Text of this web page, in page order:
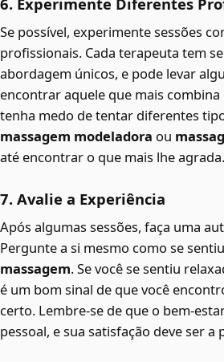
Se possível, experimente sessões
profissionais. Cada terapeuta tem
abordagem únicos, e pode levar
encontrar aquele que mais combina
tenha medo de tentar diferentes
massagem modeladora ou
até encontrar o que mais lhe agrada.
7. Avalie a Experiência
Após algumas sessões, faça uma
Pergunte a si mesmo como se
massagem. Se você se sentiu
é um bom sinal de que você
certo. Lembre-se de que o bem-
pessoal, e sua satisfação deve ser a